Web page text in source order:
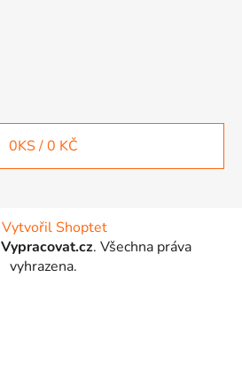
0KS /0 KČ
Vytvořil Shoptet
Vypracovat.cz. Všechna práva
vyhrazena.